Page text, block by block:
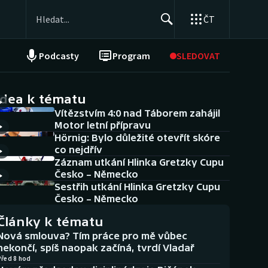
ČT
Podcasty Program SLEDOVAT
NEPŘEHLÉDNĚTE
Historické návraty
Aplikace ČT sport
AZ kvíz
k tématu
Vítězstvím 4:0 nad Táborem zahájil
Motor letní přípravu
Hörnig: Bylo důležité otevřít skóre
co nejdřív
Záznam utkání Hlinka Gretzky Cupu
Česko – Německo
Sestřih utkání Hlinka Gretzky Cupu
Česko – Německo
k tématu
smlouva? Tím práce pro mě vůbec
spíš naopak začíná, tvrdí Vladař
8 hod